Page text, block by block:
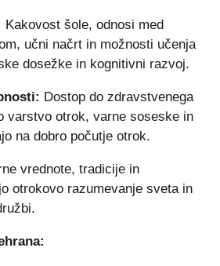
Kakovost šole, odnosi med
učni načrt in možnosti učenja
dosežke in kognitivni razvoj.
Dostop do zdravstvenega
varstvo otrok, varne soseske in
na dobro počutje otrok.
vrednote, tradicije in
otrokovo razumevanje sveta in